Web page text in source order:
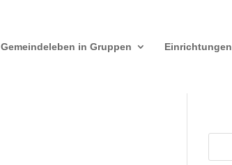
Gemeindeleben in Gruppen Einrichtungen